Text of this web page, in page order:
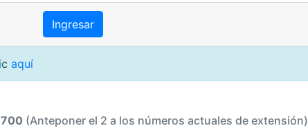
aquí
(Anteponer el 2 a los números actuales de extensión)